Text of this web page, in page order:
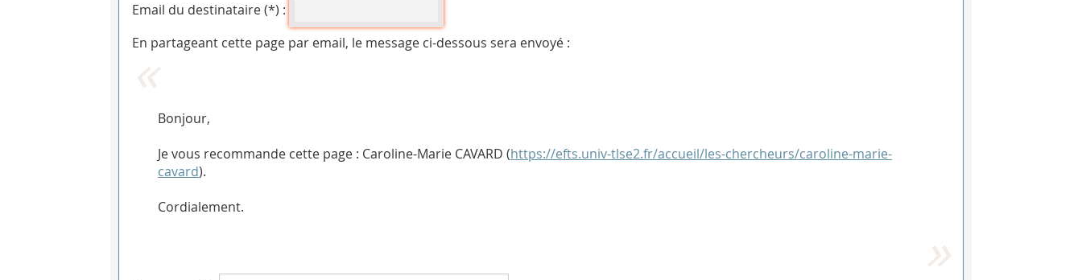
Email du destinataire (*) :
En partageant cette page par email, le message ci-dessous sera envoyé :
Bonjour,
Je vous recommande cette page : Caroline-Marie CAVARD (https://efts.univ-tlse2.fr/accueil/les-chercheurs/caroline-marie-
cavard).
Cordialement.